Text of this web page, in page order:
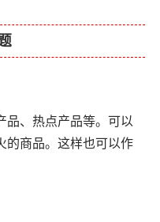
品、热点产品等。可以
的商品。这样也可以作